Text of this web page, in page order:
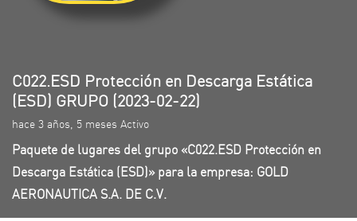
C022.ESD Protección en Descarga Estática
(ESD) GRUPO (2023-02-22)
hace 3 años, 5 meses Activo
Paquete de lugares del grupo «C022.ESD Protección en
Descarga Estática (ESD)» para la empresa: GOLD
AERONAUTICA S.A. DE C.V.